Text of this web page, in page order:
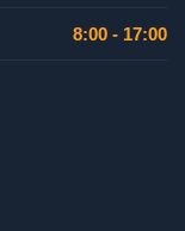
8:00 - 17:00